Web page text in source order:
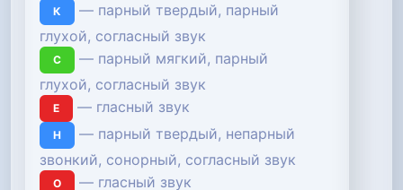
К
— парный твердый, парный
глухой, согласный звук
С
— парный мягкий, парный
глухой, согласный звук
Е — гласный звук
Н
— парный твердый, непарный
звонкий, сонорный, согласный звук
О — гласный звук